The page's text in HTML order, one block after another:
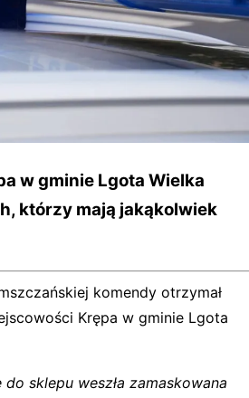
w gminie Lgota Wielka
którzy mają jakąkolwiek
komendy otrzymał
Krępa w gminie Lgota
sklepu weszła zamaskowana